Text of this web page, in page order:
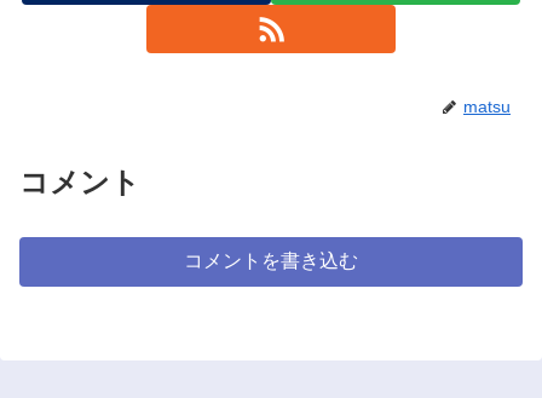
matsu
コメント
コメントを書き込む